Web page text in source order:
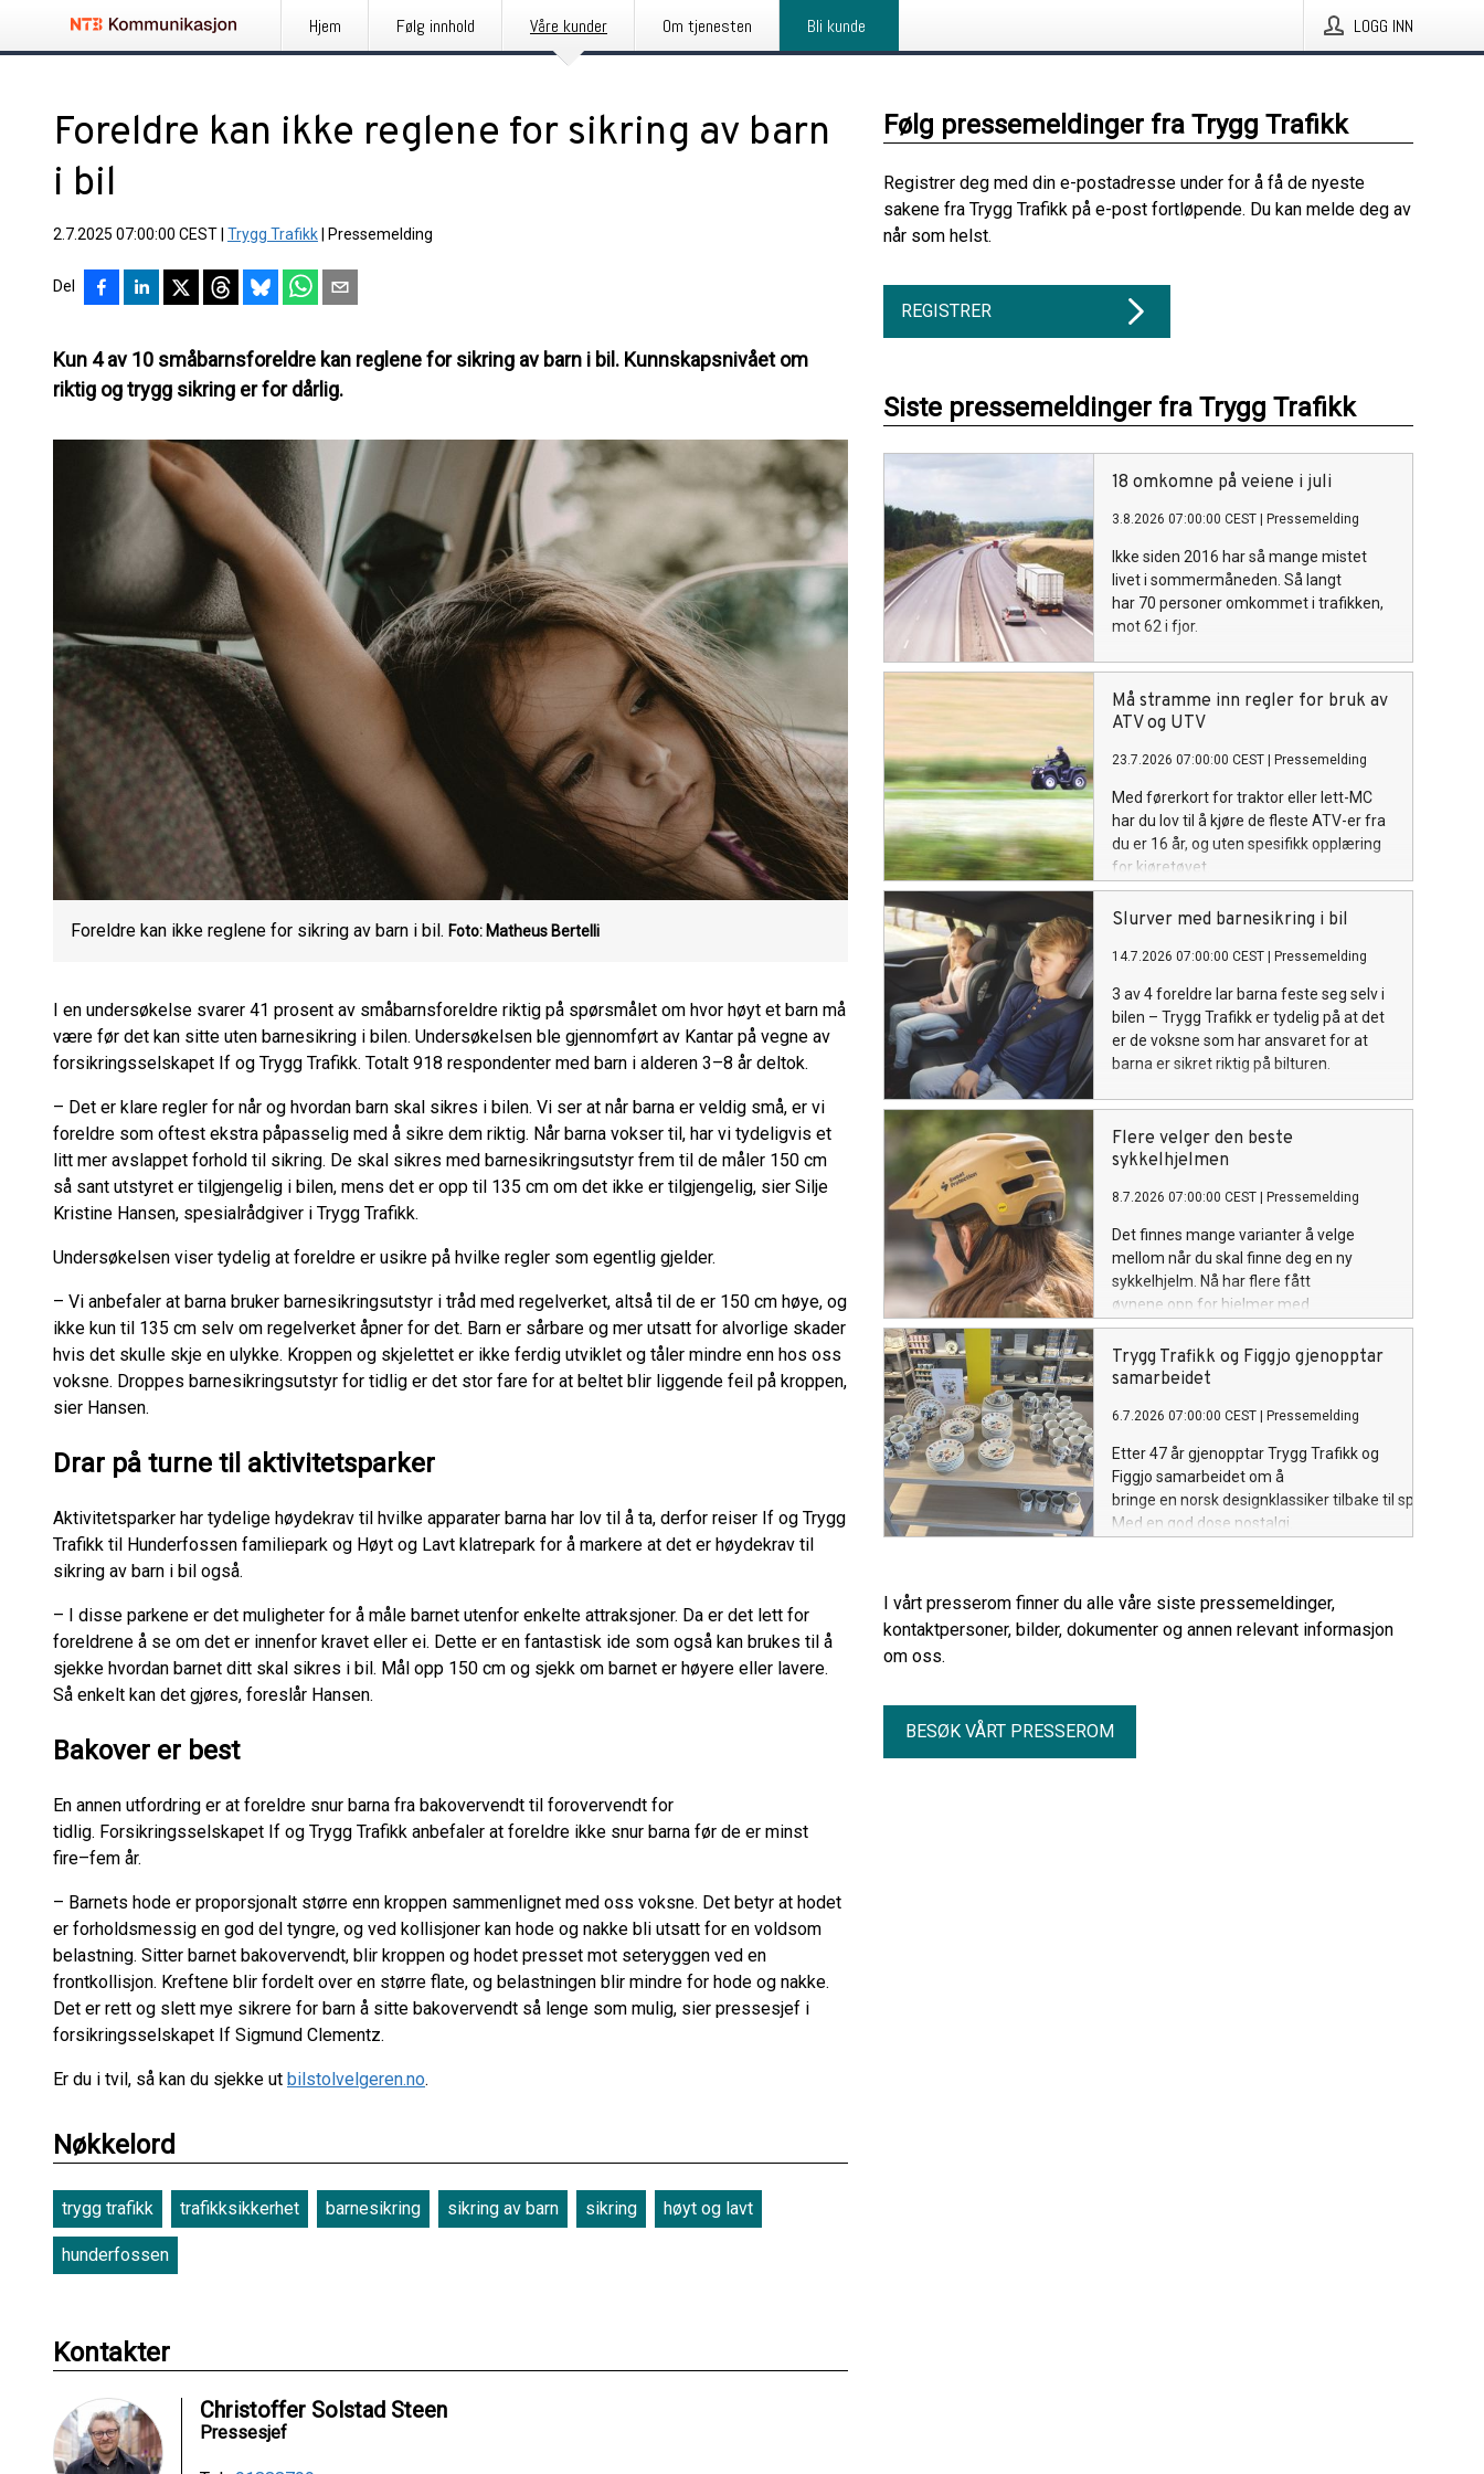
Hjem Følg innhold Våre kunder Om tjenesten Bli kunde LOGG INN
Foreldre kan ikke reglene for sikring av barn
i bil
2.7.2025 07:00:00 CEST Trygg Trafikk Pressemelding
Del
Kun 4 av 10 småbarnsforeldre kan reglene for sikring av barn i bil. Kunnskapsnivået om
riktig og trygg sikring er for dårlig.
Foreldre kan ikke reglene for sikring av barn i bil. Foto: Matheus Bertelli
I en undersøkelse svarer 41 prosent av småbarnsforeldre riktig på spørsmålet om hvor høyt et barn må
være før det kan sitte uten barnesikring i bilen. Undersøkelsen ble gjennomført av Kantar på vegne av
forsikringsselskapet If og Trygg Trafikk. Totalt 918 respondenter med barn i alderen 3–8 år deltok.
– Det er klare regler for når og hvordan barn skal sikres i bilen. Vi ser at når barna er veldig små, er vi
foreldre som oftest ekstra påpasselig med å sikre dem riktig. Når barna vokser til, har vi tydeligvis et
litt mer avslappet forhold til sikring. De skal sikres med barnesikringsutstyr frem til de måler 150 cm
så sant utstyret er tilgjengelig i bilen, mens det er opp til 135 cm om det ikke er tilgjengelig, sier Silje
Kristine Hansen, spesialrådgiver i Trygg Trafikk.
Undersøkelsen viser tydelig at foreldre er usikre på hvilke regler som egentlig gjelder.
– Vi anbefaler at barna bruker barnesikringsutstyr i tråd med regelverket, altså til de er 150 cm høye, og
ikke kun til 135 cm selv om regelverket åpner for det. Barn er sårbare og mer utsatt for alvorlige skader
hvis det skulle skje en ulykke. Kroppen og skjelettet er ikke ferdig utviklet og tåler mindre enn hos oss
voksne. Droppes barnesikringsutstyr for tidlig er det stor fare for at beltet blir liggende feil på kroppen,
sier Hansen.
Drar på turne til aktivitetsparker
Aktivitetsparker har tydelige høydekrav til hvilke apparater barna har lov til å ta, derfor reiser If og Trygg
Trafikk til Hunderfossen familiepark og Høyt og Lavt klatrepark for å markere at det er høydekrav til
sikring av barn i bil også.
– I disse parkene er det muligheter for å måle barnet utenfor enkelte attraksjoner. Da er det lett for
foreldrene å se om det er innenfor kravet eller ei. Dette er en fantastisk ide som også kan brukes til å
sjekke hvordan barnet ditt skal sikres i bil. Mål opp 150 cm og sjekk om barnet er høyere eller lavere.
Så enkelt kan det gjøres, foreslår Hansen.
Bakover er best
En annen utfordring er at foreldre snur barna fra bakovervendt til forovervendt for
tidlig. Forsikringsselskapet If og Trygg Trafikk anbefaler at foreldre ikke snur barna før de er minst
fire–fem år.
– Barnets hode er proporsjonalt større enn kroppen sammenlignet med oss voksne. Det betyr at hodet
er forholdsmessig en god del tyngre, og ved kollisjoner kan hode og nakke bli utsatt for en voldsom
belastning. Sitter barnet bakovervendt, blir kroppen og hodet presset mot seteryggen ved en
frontkollisjon. Kreftene blir fordelt over en større flate, og belastningen blir mindre for hode og nakke.
Det er rett og slett mye sikrere for barn å sitte bakovervendt så lenge som mulig, sier pressesjef i
forsikringsselskapet If Sigmund Clementz.
Er du i tvil, så kan du sjekke ut bilstolvelgeren.no.
Nøkkelord
trygg trafikk trafikksikkerhet barnesikring sikring av barn sikring høyt og lavt
hunderfossen
Kontakter
Christoffer Solstad Steen
Pressesjef
Følg pressemeldinger fra Trygg Trafikk
Registrer deg med din e-postadresse under for å få de nyeste
sakene fra Trygg Trafikk på e-post fortløpende. Du kan melde deg av
når som helst.
REGISTRER
Siste pressemeldinger fra Trygg Trafikk
18 omkomne på veiene i juli
3.8.2026 07:00:00 CEST Pressemelding
Ikke siden 2016 har så mange mistet
livet i sommermåneden. Så langt
har 70 personer omkommet i trafikken,
mot 62 i fjor.
Må stramme inn regler for bruk av
ATV og UTV
23.7.2026 07:00:00 CEST Pressemelding
Med førerkort for traktor eller lett-MC
har du lov til å kjøre de fleste ATV-er fra
du er 16 år, og uten spesifikk opplæring
for kjøretøyet.
Slurver med barnesikring i bil
14.7.2026 07:00:00 CEST Pressemelding
3 av 4 foreldre lar barna feste seg selv i
bilen – Trygg Trafikk er tydelig på at det
er de voksne som har ansvaret for at
barna er sikret riktig på bilturen.
Flere velger den beste
sykkelhjelmen
8.7.2026 07:00:00 CEST Pressemelding
Det finnes mange varianter å velge
mellom når du skal finne deg en ny
sykkelhjelm. Nå har flere fått
øynene opp for hjelmer med
rotasjonsbeskyttelse.
Trygg Trafikk og Figgjo gjenopptar
samarbeidet
6.7.2026 07:00:00 CEST Pressemelding
Etter 47 år gjenopptar Trygg Trafikk og
Figgjo samarbeidet om å
bringe en norsk designklassiker tilbake til spisebordet.
Med en god dose nostalgi.
I vårt presserom finner du alle våre siste pressemeldinger,
kontaktpersoner, bilder, dokumenter og annen relevant informasjon
om oss.
BESØK VÅRT PRESSEROM